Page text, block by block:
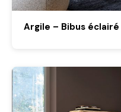
Argile – Bibus éclairé